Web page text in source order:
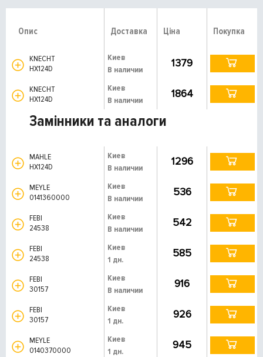
Опис Доставка Ціна Покупка
KNECHT
HX124D
Киев
В наличии
1379
KNECHT
HX124D
Киев
В наличии
1864
Замінники та аналоги
MAHLE
HX124D
Киев
В наличии
1296
MEYLE
0141360000
Киев
В наличии
536
FEBI
24538
Киев
В наличии
542
FEBI
24538
Киев
1 дн.
585
FEBI
30157
Киев
В наличии
916
FEBI
30157
Киев
1 дн.
926
MEYLE
0140370000
Киев
1 дн.
945